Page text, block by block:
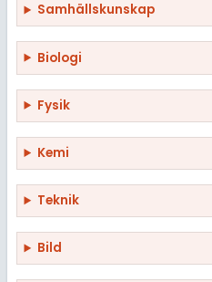
Samhällskunskap
Biologi
Fysik
Kemi
Teknik
Bild